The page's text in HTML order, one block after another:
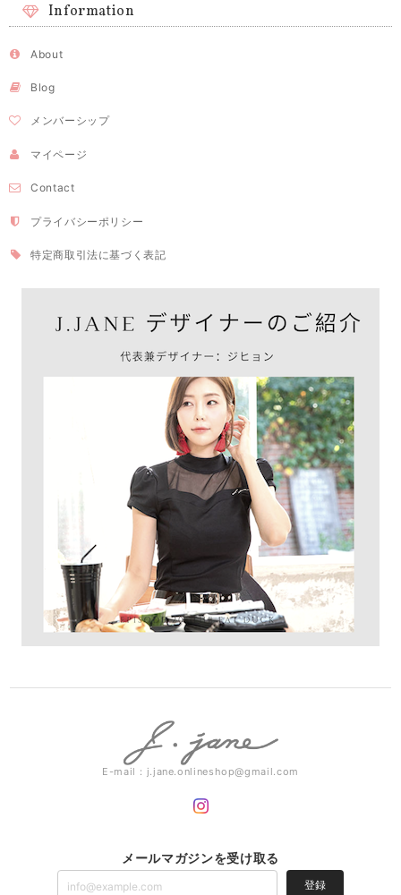
Information
About
Blog
メンバーシップ
マイページ
Contact
プライバシーポリシー
特定商取引法に基づく表記
E-mail： j.jane.onlineshop@gmail.com
メールマガジンを受け取る
登録